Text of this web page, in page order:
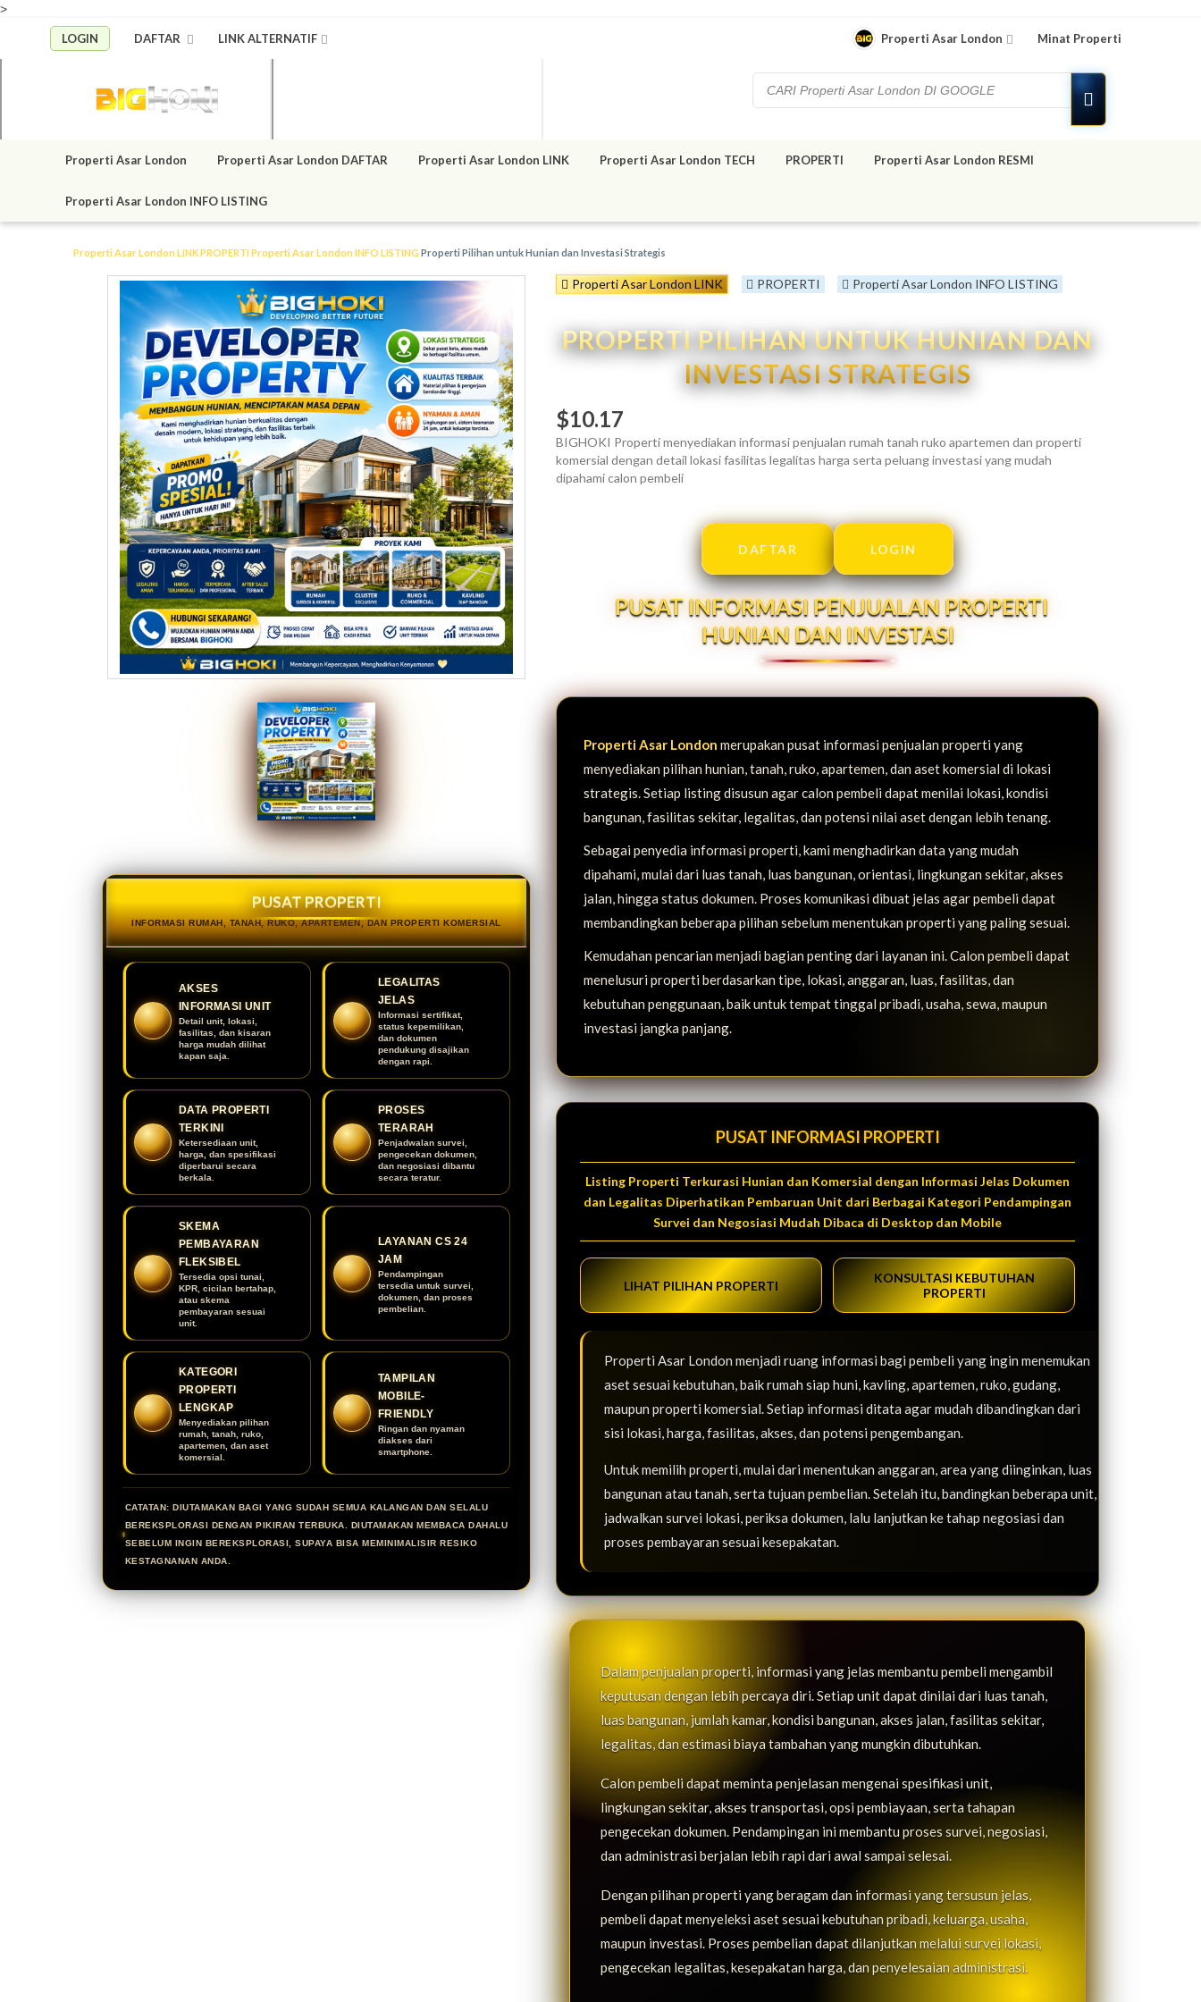
>
LOGIN DAFTAR LINK ALTERNATIF Properti Asar London Minat Properti
Properti Asar London Properti Asar London DAFTAR Properti Asar London LINK Properti Asar London TECH PROPERTI Properti Asar London RESMI
Properti Asar London INFO LISTING
Properti Asar London LINKPROPERTI Properti Asar London INFO LISTING Properti Pilihan untuk Hunian dan Investasi Strategis
PUSAT PROPERTI
INFORMASI RUMAH, TANAH, RUKO, APARTEMEN, DAN PROPERTI KOMERSIAL
AKSES
INFORMASI UNIT
Detail unit, lokasi,
fasilitas, dan kisaran
harga mudah dilihat
kapan saja.
LEGALITAS
JELAS
Informasi sertifikat,
status kepemilikan,
dan dokumen
pendukung disajikan
dengan rapi.
DATA PROPERTI
TERKINI
Ketersediaan unit,
harga, dan spesifikasi
diperbarui secara
berkala.
PROSES
TERARAH
Penjadwalan survei,
pengecekan dokumen,
dan negosiasi dibantu
secara teratur.
SKEMA
PEMBAYARAN
FLEKSIBEL
Tersedia opsi tunai,
KPR, cicilan bertahap,
atau skema
pembayaran sesuai
unit.
LAYANAN CS 24
JAM
Pendampingan
tersedia untuk survei,
dokumen, dan proses
pembelian.
KATEGORI
PROPERTI
LENGKAP
Menyediakan pilihan
rumah, tanah, ruko,
apartemen, dan aset
komersial.
TAMPILAN
MOBILE-
FRIENDLY
Ringan dan nyaman
diakses dari
smartphone.
CATATAN: DIUTAMAKAN BAGI YANG SUDAH SEMUA KALANGAN DAN SELALU
BEREKSPLORASI DENGAN PIKIRAN TERBUKA. DIUTAMAKAN MEMBACA DAHALU
SEBELUM INGIN BEREKSPLORASI, SUPAYA BISA MEMINIMALISIR RESIKO
KESTAGNANAN ANDA.
Properti Asar London LINK PROPERTI Properti Asar London INFO LISTING
PROPERTI PILIHAN UNTUK HUNIAN DAN
INVESTASI STRATEGIS
$10.17
BIGHOKI Properti menyediakan informasi penjualan rumah tanah ruko apartemen dan properti
komersial dengan detail lokasi fasilitas legalitas harga serta peluang investasi yang mudah
dipahami calon pembeli
DAFTAR LOGIN
PUSAT INFORMASI PENJUALAN PROPERTI
HUNIAN DAN INVESTASI
Properti Asar London merupakan pusat informasi penjualan properti yang
menyediakan pilihan hunian, tanah, ruko, apartemen, dan aset komersial di lokasi
strategis. Setiap listing disusun agar calon pembeli dapat menilai lokasi, kondisi
bangunan, fasilitas sekitar, legalitas, dan potensi nilai aset dengan lebih tenang.
Sebagai penyedia informasi properti, kami menghadirkan data yang mudah
dipahami, mulai dari luas tanah, luas bangunan, orientasi, lingkungan sekitar, akses
jalan, hingga status dokumen. Proses komunikasi dibuat jelas agar pembeli dapat
membandingkan beberapa pilihan sebelum menentukan properti yang paling sesuai.
Kemudahan pencarian menjadi bagian penting dari layanan ini. Calon pembeli dapat
menelusuri properti berdasarkan tipe, lokasi, anggaran, luas, fasilitas, dan
kebutuhan penggunaan, baik untuk tempat tinggal pribadi, usaha, sewa, maupun
investasi jangka panjang.
PUSAT INFORMASI PROPERTI
Listing Properti Terkurasi Hunian dan Komersial dengan Informasi Jelas Dokumen
dan Legalitas Diperhatikan Pembaruan Unit dari Berbagai Kategori Pendampingan
Survei dan Negosiasi Mudah Dibaca di Desktop dan Mobile
LIHAT PILIHAN PROPERTI
KONSULTASI KEBUTUHAN
PROPERTI
Properti Asar London menjadi ruang informasi bagi pembeli yang ingin menemukan
aset sesuai kebutuhan, baik rumah siap huni, kavling, apartemen, ruko, gudang,
maupun properti komersial. Setiap informasi ditata agar mudah dibandingkan dari
sisi lokasi, harga, fasilitas, akses, dan potensi pengembangan.
Untuk memilih properti, mulai dari menentukan anggaran, area yang diinginkan, luas
bangunan atau tanah, serta tujuan pembelian. Setelah itu, bandingkan beberapa unit,
jadwalkan survei lokasi, periksa dokumen, lalu lanjutkan ke tahap negosiasi dan
proses pembayaran sesuai kesepakatan.
Dalam penjualan properti, informasi yang jelas membantu pembeli mengambil
keputusan dengan lebih percaya diri. Setiap unit dapat dinilai dari luas tanah,
luas bangunan, jumlah kamar, kondisi bangunan, akses jalan, fasilitas sekitar,
legalitas, dan estimasi biaya tambahan yang mungkin dibutuhkan.
Calon pembeli dapat meminta penjelasan mengenai spesifikasi unit,
lingkungan sekitar, akses transportasi, opsi pembiayaan, serta tahapan
pengecekan dokumen. Pendampingan ini membantu proses survei, negosiasi,
dan administrasi berjalan lebih rapi dari awal sampai selesai.
Dengan pilihan properti yang beragam dan informasi yang tersusun jelas,
pembeli dapat menyeleksi aset sesuai kebutuhan pribadi, keluarga, usaha,
maupun investasi. Proses pembelian dapat dilanjutkan melalui survei lokasi,
pengecekan legalitas, kesepakatan harga, dan penyelesaian administrasi.